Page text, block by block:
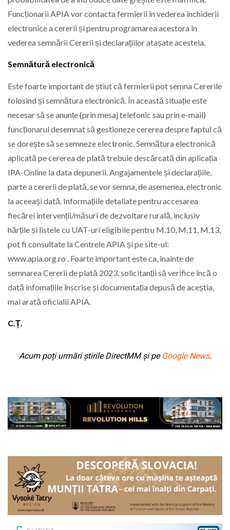
Funcționarii APIA vor contacta fermierii în vederea închiderii
electronice a cererii și pentru programarea acestora în
vederea semnării Cererii și declarațiilor atașate acesteia.
Semnătură electronică
Este foarte important de știut că fermierii pot semna Cererile
folosind și semnătura electronică. În această situație este
necesar să se anunțe (prin mesaj telefonic sau prin e-mail)
funcționarul desemnat să gestioneze cererea despre faptul că
se dorește să se semneze electronic. Semnătura electronică
aplicată pe cererea de plată trebuie descărcată din aplicația
IPA-Online la data depunerii. Angajamentele și declarațiile,
parte a cererii de plată, se vor semna, de asemenea, electronic
la aceeași dată. Informațiile detaliate pentru accesarea
fiecărei intervenții/măsuri de dezvoltare rurală, inclusiv
hărțile și listele cu UAT-uri eligibile pentru M.10, M.11, M.13,
pot fi consultate la Centrele APIA și pe site-ul:
www.apia.org.ro . Foarte important este ca, înainte de
semnarea Cererii de plată 2023, solicitanții să verifice încă o
dată infomațiile înscrise și documentația depusă de aceștia,
mai arată oficialii APIA.
C.Ț.
Acum poți urmări știrile DirectMM și pe Google News.